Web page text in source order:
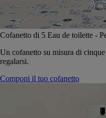
Cofanetto di 5 Eau de toilette -
Un cofanetto su misura di
regalarsi.
Componi il tuo cofanetto